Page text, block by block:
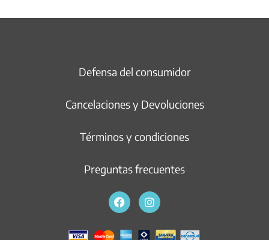
Defensa del consumidor
Cancelaciones y Devoluciones
Términos y condiciones
Preguntas frecuentes